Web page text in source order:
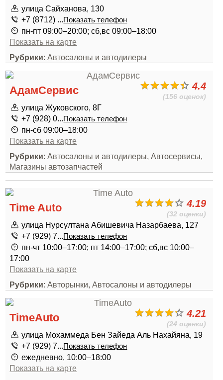
улица Сайханова, 130
+7 (8712) ...Показать телефон
пн-пт 09:00–20:00; сб,вс 09:00–18:00
Показать на карте
Рубрики: Автосалоны и автодилеры
4.4
(156 оценок)
АдамСервис
улица Жуковского, 8Г
+7 (928) 0...Показать телефон
пн-сб 09:00–18:00
Показать на карте
Рубрики: Автосалоны и автодилеры, Автосервисы,
Магазины автозапчастей
4.19
(32 оценки)
Time Auto
улица Нурсултана Абишевича Назарбаева, 127
+7 (929) 7...Показать телефон
пн-чт 10:00–17:00; пт 14:00–17:00; сб,вс 10:00–
17:00
Показать на карте
Рубрики: Авторынки, Автосалоны и автодилеры
4.21
(24 оценки)
TimeAuto
улица Мохаммеда Бен Зайеда Аль Нахайяна, 19
+7 (929) 7...Показать телефон
ежедневно, 10:00–18:00
Показать на карте